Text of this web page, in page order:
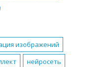
изображений
нейросеть